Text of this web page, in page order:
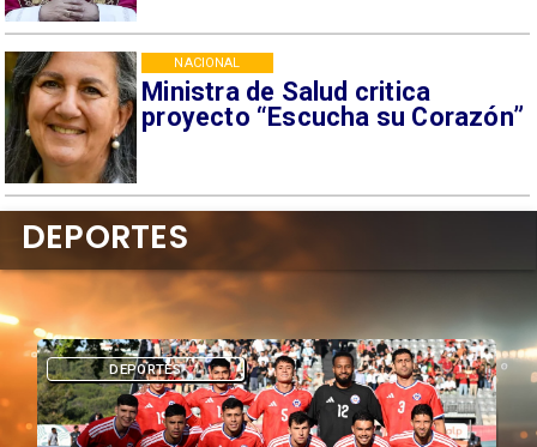
Ministra de Salud critica
proyecto “Escucha su Corazón”
NACIONAL
DEPORTES
DEPORTES